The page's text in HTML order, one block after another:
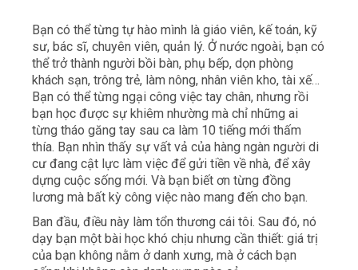
Bạn có thể từng tự hào mình là giáo viên, kế toán, kỹ
sư, bác sĩ, chuyên viên, quản lý. Ở nước ngoài, bạn có
thể trở thành người bồi bàn, phụ bếp, dọn phòng
khách sạn, trông trẻ, làm nông, nhân viên kho, tài xế…
Bạn có thể từng ngại công việc tay chân, nhưng rồi
bạn học được sự khiêm nhường mà chỉ những ai
từng tháo găng tay sau ca làm 10 tiếng mới thấm
thía. Bạn nhìn thấy sự vất vả của hàng ngàn người di
cư đang cật lực làm việc để gửi tiền về nhà, để xây
dựng cuộc sống mới. Và bạn biết ơn từng đồng
lương mà bất kỳ công việc nào mang đến cho bạn.
Ban đầu, điều này làm tổn thương cái tôi. Sau đó, nó
dạy bạn một bài học khó chịu nhưng cần thiết: giá trị
của bạn không nằm ở danh xưng, mà ở cách bạn